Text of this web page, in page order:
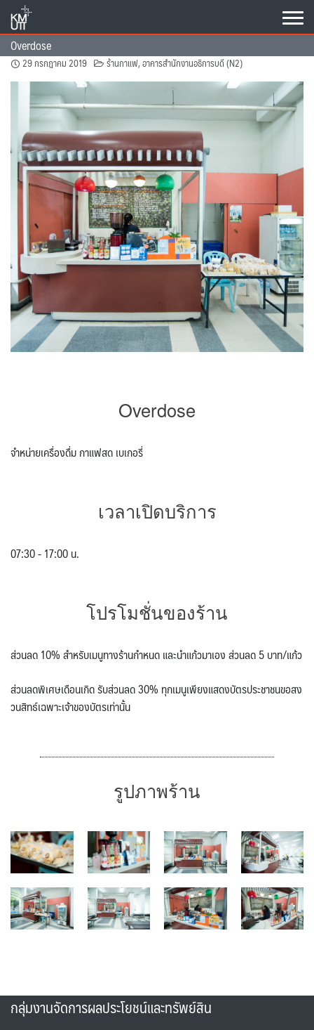
content
Overdose
29 กรกฎาคม 2019 ร้านกาแฟ,อาคารสำนักงานอธิการบดี (N2)
Overdose
จำหน่ายเครื่องดื่ม กาแฟสด เบเกอรี่
เวลาเปิดบริการ
07:30 - 17:00 น.
โปรโมชั่นของร้าน
ส่วนลด 10% สำหรับเมนูทางร้านกำหนด และนำแก้วมาเอง ส่วนลด 5 บาท/แก้ว
ส่วนลดพิเศษเดือนเกิด รับส่วนลด 30% ทุกเมนูเพียงแสดงบัตรประชาชนขอสง
วนสิทธ์เฉพาะเจ้าของบัตรเท่านั้น
รูปภาพร้าน
กลุ่มงานจัดการผลประโยชน์และทรัพย์สิน